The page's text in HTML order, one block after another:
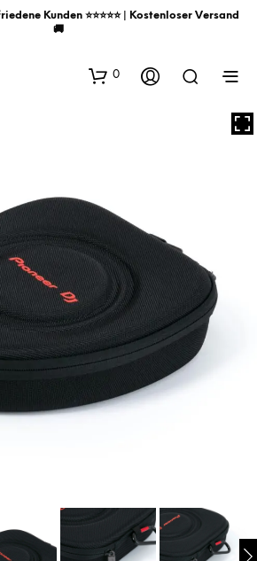
Kunden ⭐️⭐️⭐️⭐️⭐️ | Kostenloser Versand
🚚
0